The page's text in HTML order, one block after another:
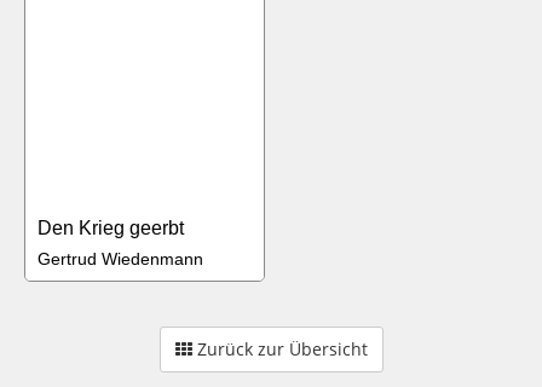
Den Krieg geerbt
Gertrud Wiedenmann
Zurück zur Übersicht